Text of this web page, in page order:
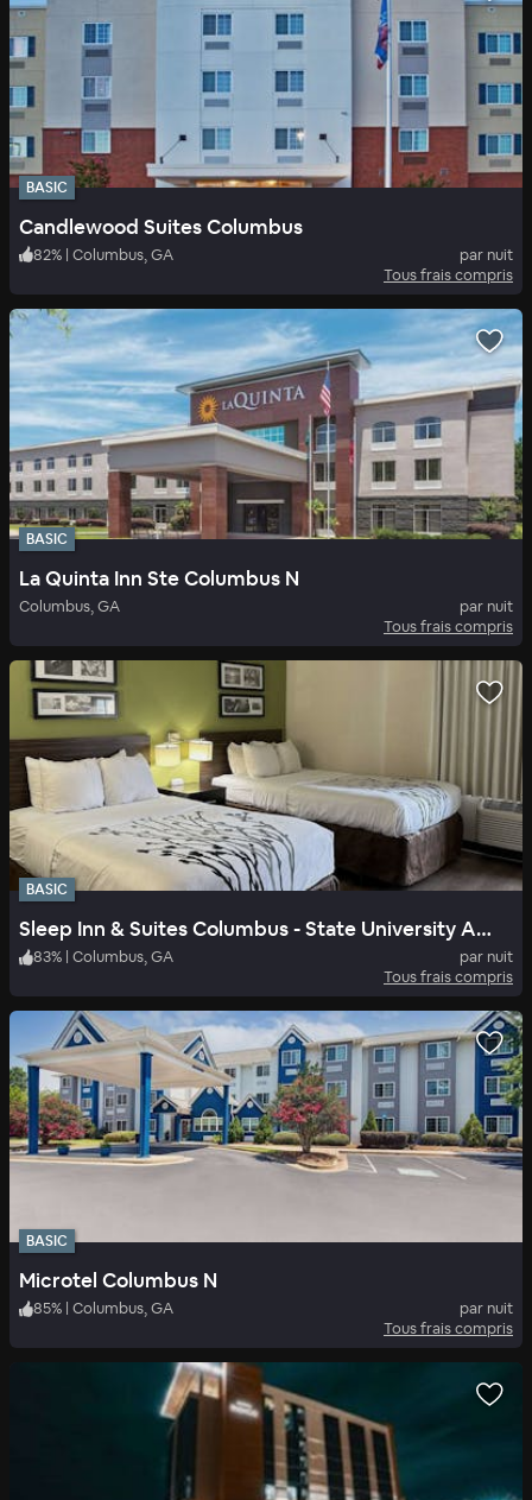
BASIC
Candlewood Suites Columbus
82% | Columbus, GA
par nuit
Tous frais compris
BASIC
La Quinta Inn Ste Columbus N
Columbus, GA
par nuit
Tous frais compris
BASIC
Sleep Inn & Suites Columbus - State University Area
83% Columbus, GA
par nuit
Tous frais compris
BASIC
Microtel Columbus N
85% | Columbus, GA
par nuit
Tous frais compris